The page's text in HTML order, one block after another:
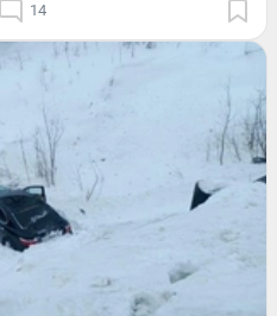
14